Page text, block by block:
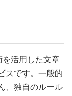
を活用した文章
スです。一般的
、独自のルール